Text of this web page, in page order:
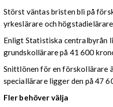
Störst väntas bristen bli på
yrkeslärare och
Enligt Statistiska centralbyrån
grundskollärare på 41 600
Snittlönen för en förskollärare
speciallärare ligger den på 47
Fler behöver välja